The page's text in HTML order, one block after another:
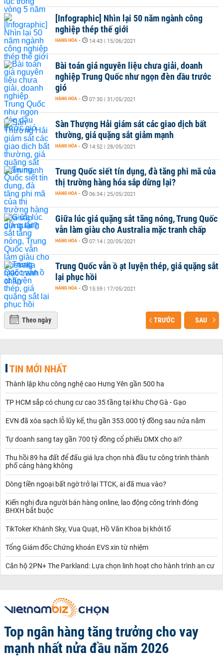
[Infographic] Nhìn lại 50 năm ngành công
nghiệp thép thế giới
HÀNG HÓA - 14:43 | 15/06/2021
Bài toán giá nguyên liệu chưa giải, doanh
nghiệp Trung Quốc như ngọn đèn dầu trước
gió
HÀNG HÓA - 07:30 | 31/05/2021
Sàn Thượng Hải giám sát các giao dịch bất
thường, giá quặng sắt giảm mạnh
HÀNG HÓA - 14:52 | 28/05/2021
Trung Quốc siết tín dụng, đà tăng phi mã của
thị trường hàng hóa sắp dừng lại?
HÀNG HÓA - 06:34 | 25/05/2021
Giữa lúc giá quặng sắt tăng nóng, Trung Quốc
vẫn làm giàu cho Australia mặc tranh chấp
HÀNG HÓA - 07:14 | 20/05/2021
Trung Quốc vẫn ồ ạt luyện thép, giá quặng sắt
lại phục hồi
HÀNG HÓA - 15:59 | 17/05/2021
Theo ngày TRƯỚC SAU
TIN MỚI NHẤT
Thành lập khu công nghệ cao Hưng Yên gần 500 ha
TP HCM sắp có chung cư cao 35 tầng tại khu Chợ Gà - Gạo
EVN đã xóa sạch lỗ lũy kế, thu gần 353.000 tỷ đồng sau nửa năm
Tự doanh sang tay gần 700 tỷ đồng cổ phiếu DMX cho ai?
Thu hồi 89 ha đất để đấu giá lựa chọn nhà đầu tư công trình thành
phố cảng hàng không
Dòng tiền ngoại bất ngờ trở lại TTCK, ai đã mua vào?
Kiến nghị đưa người bán hàng online, lao động công trình đóng
BHXH bắt buộc
TikToker Khánh Sky, Vua Quạt, Hồ Văn Khoa bị khởi tố
Tổng Giám đốc Chứng khoán EVS xin từ nhiệm
Căn hộ 2PN+ The Parkland: Lựa chọn linh hoạt cho hành trình an cư
Top ngân hàng tăng trưởng cho vay
mạnh nhất nửa đầu năm 2026